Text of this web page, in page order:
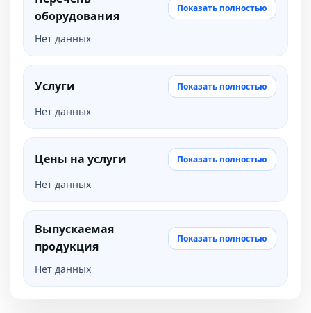
оборудования
Показать полностью
Нет данных
Услуги Показать полностью
Нет данных
Цены на услуги Показать полностью
Нет данных
Выпускаемая
продукция
Показать полностью
Нет данных